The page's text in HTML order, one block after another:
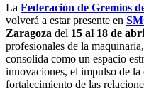
La Federación de Gremios
volverá a estar presente en
Zaragoza del 15 al 18 de
profesionales de la
consolida como un espacio
innovaciones, el impulso de
fortalecimiento de las